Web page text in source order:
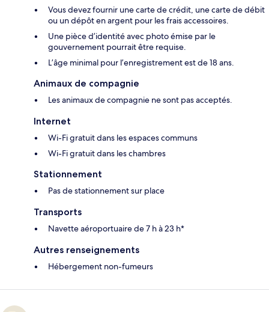
Vous devez fournir une carte de crédit, une carte de débit
ou un dépôt en argent pour les frais accessoires.
Une pièce d’identité avec photo émise par le
gouvernement pourrait être requise.
L’âge minimal pour l’enregistrement est de 18 ans.
Animaux de compagnie
Les animaux de compagnie ne sont pas acceptés.
Internet
Wi-Fi gratuit dans les espaces communs
Wi-Fi gratuit dans les chambres
Stationnement
Pas de stationnement sur place
Transports
Navette aéroportuaire de 7 h à 23 h*
Autres renseignements
Hébergement non-fumeurs